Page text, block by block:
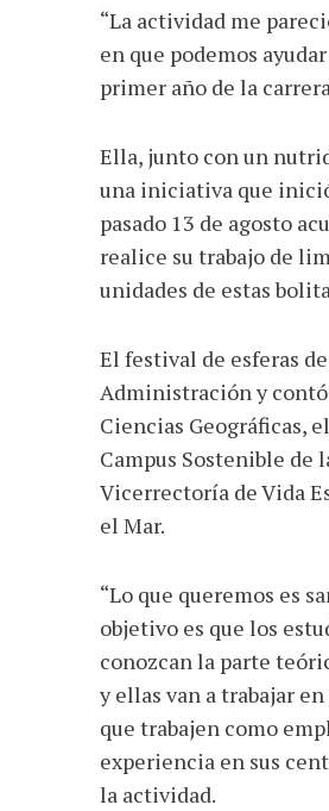
“La actividad me
en que podemos
primer año de la
Ella, junto con un
una iniciativa que
pasado 13 de agosto
realice su trabajo de
unidades de estas
El festival de esferas
Administración y
Ciencias Geográficas,
Campus Sostenible
Vicerrectoría de Vida
el Mar.
“Lo que queremos es
objetivo es que los
conozcan la parte
y ellas van a trabajar
que trabajen como
experiencia en sus
la actividad.